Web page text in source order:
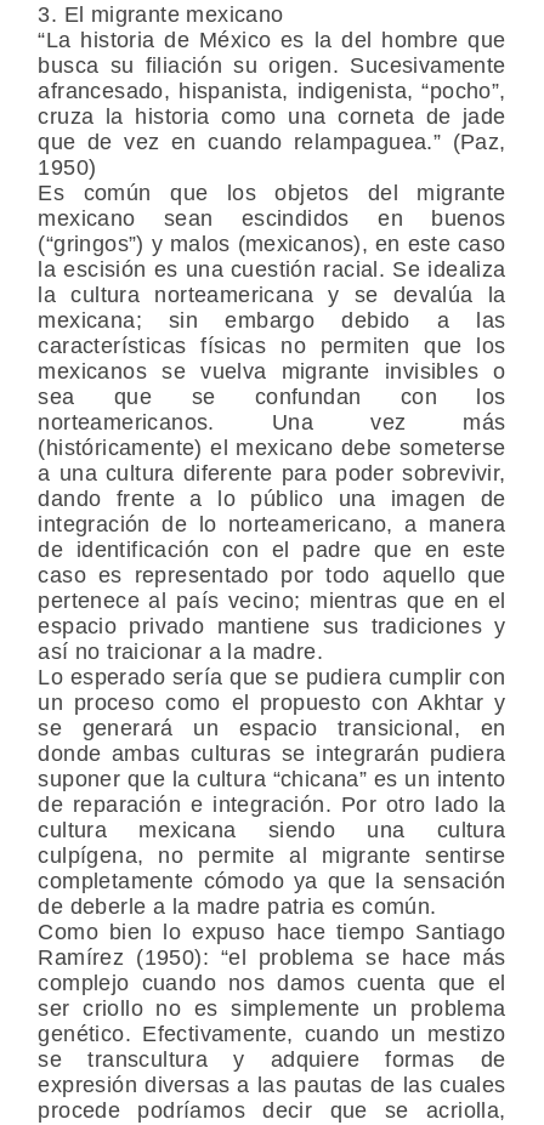
3. El migrante mexicano
“La historia de México es la del hombre que
busca su filiación su origen. Sucesivamente
afrancesado, hispanista, indigenista, “pocho”,
cruza la historia como una corneta de jade
que de vez en cuando relampaguea.” (Paz,
1950)
Es común que los objetos del migrante
mexicano sean escindidos en buenos
(“gringos”) y malos (mexicanos), en este caso
la escisión es una cuestión racial. Se idealiza
la cultura norteamericana y se devalúa la
mexicana; sin embargo debido a las
características físicas no permiten que los
mexicanos se vuelva migrante invisibles o
sea que se confundan con los
norteamericanos. Una vez más
(históricamente) el mexicano debe someterse
a una cultura diferente para poder sobrevivir,
dando frente a lo público una imagen de
integración de lo norteamericano, a manera
de identificación con el padre que en este
caso es representado por todo aquello que
pertenece al país vecino; mientras que en el
espacio privado mantiene sus tradiciones y
así no traicionar a la madre.
Lo esperado sería que se pudiera cumplir con
un proceso como el propuesto con Akhtar y
se generará un espacio transicional, en
donde ambas culturas se integrarán pudiera
suponer que la cultura “chicana” es un intento
de reparación e integración. Por otro lado la
cultura mexicana siendo una cultura
culpígena, no permite al migrante sentirse
completamente cómodo ya que la sensación
de deberle a la madre patria es común.
Como bien lo expuso hace tiempo Santiago
Ramírez (1950): “el problema se hace más
complejo cuando nos damos cuenta que el
ser criollo no es simplemente un problema
genético. Efectivamente, cuando un mestizo
se transcultura y adquiere formas de
expresión diversas a las pautas de las cuales
procede podríamos decir que se acriolla,